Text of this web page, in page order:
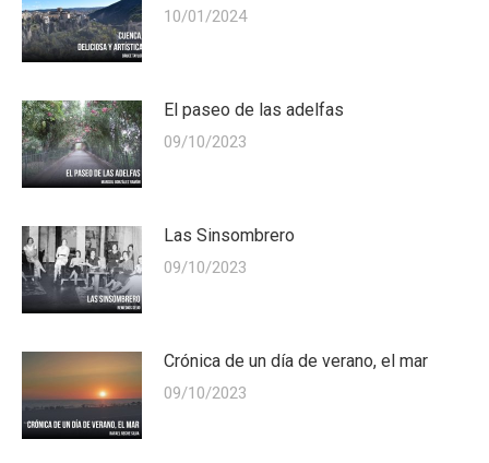
10/01/2024
El paseo de las adelfas
09/10/2023
Las Sinsombrero
09/10/2023
Crónica de un día de verano, el mar
09/10/2023